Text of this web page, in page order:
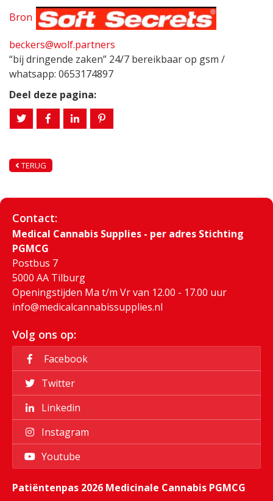
Bron
beckers@wolf.partners
“bij dringende zaken” 24/7 bereikbaar op gsm /
whatsapp: 0653174897
Deel deze pagina:
TERUG
Contact:
Medical Cannabis Supplies - per adres Stichting
PGMCG
Postbus 7
5000 AA Tilburg
Openingstijden Ma t/m Vr van 12.00 - 17.00 uur
info@medicalcannabissupplies.nl
Volg ons op:
Facebook
Twitter
Linkedin
Instagram
Youtube
Patiëntenpas 2026 Medicinale Cannabis PGMCG